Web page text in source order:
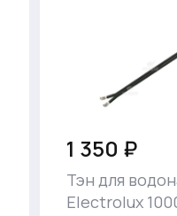
1 350 ₽
Тэн для
Electrolux